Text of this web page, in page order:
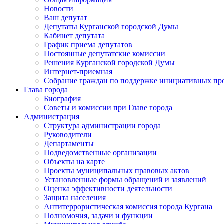
Новости
Ваш депутат
Депутаты Курганской городской Думы
Кабинет депутата
График приема депутатов
Постоянные депутатские комиссии
Решения Курганской городской Думы
Интернет-приемная
Собрание граждан по поддержке инициативных
Глава города
Биография
Советы и комиссии при Главе города
Администрация
Структура администрации города
Руководители
Департаменты
Подведомственные организации
Объекты на карте
Проекты муниципальных правовых актов
Установленные формы обращений и заявлений
Оценка эффективности деятельности
Защита населения
Антитеррористическая комиссия города Кургана
Полномочия, задачи и функции